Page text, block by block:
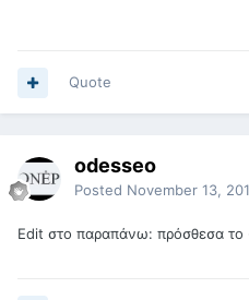
Quote
odesseo
Posted November 13,
Edit στο παραπάνω: πρόσθεσα το